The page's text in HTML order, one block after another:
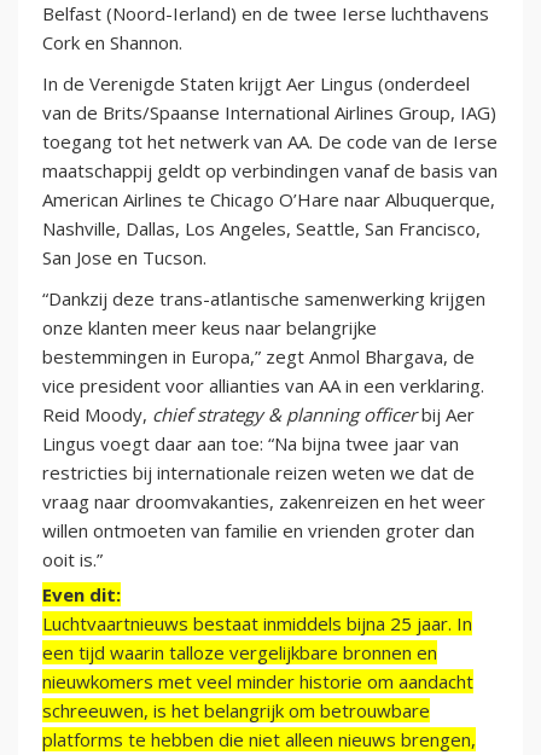
Belfast (Noord-Ierland) en de twee Ierse luchthavens
Cork en Shannon.
In de Verenigde Staten krijgt Aer Lingus (onderdeel
van de Brits/Spaanse International Airlines Group, IAG)
toegang tot het netwerk van AA. De code van de Ierse
maatschappij geldt op verbindingen vanaf de basis van
American Airlines te Chicago O’Hare naar Albuquerque,
Nashville, Dallas, Los Angeles, Seattle, San Francisco,
San Jose en Tucson.
“Dankzij deze trans-atlantische samenwerking krijgen
onze klanten meer keus naar belangrijke
bestemmingen in Europa,” zegt Anmol Bhargava, de
vice president voor allianties van AA in een verklaring.
Reid Moody, chief strategy & planning officerbij Aer
Lingus voegt daar aan toe: “Na bijna twee jaar van
restricties bij internationale reizen weten we dat de
vraag naar droomvakanties, zakenreizen en het weer
willen ontmoeten van familie en vrienden groter dan
ooit is.”
Even dit:
Luchtvaartnieuws bestaat inmiddels bijna 25 jaar. In
een tijd waarin talloze vergelijkbare bronnen en
nieuwkomers met veel minder historie om aandacht
schreeuwen, is het belangrijk om betrouwbare
platforms te hebben die niet alleen nieuws brengen,